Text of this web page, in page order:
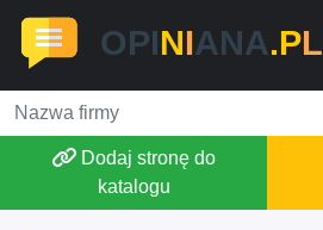
OPINIANA.PL
Dodaj stronę do
katalogu